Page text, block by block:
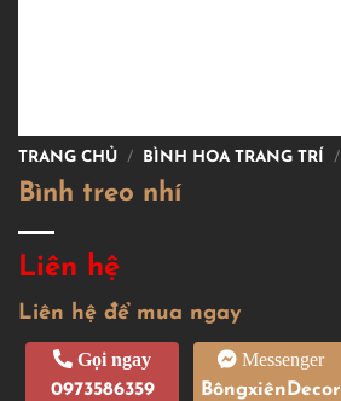
TRANG CHỦ / BÌNH HOA TRANG TRÍ /
Bình treo nhí
Liên hệ
Liên hệ để mua ngay
Gọi ngay
0973586359
Messenger
BôngxiênDecor